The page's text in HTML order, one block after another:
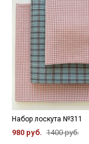
Набор лоскута №311
980 руб. 1400 руб.